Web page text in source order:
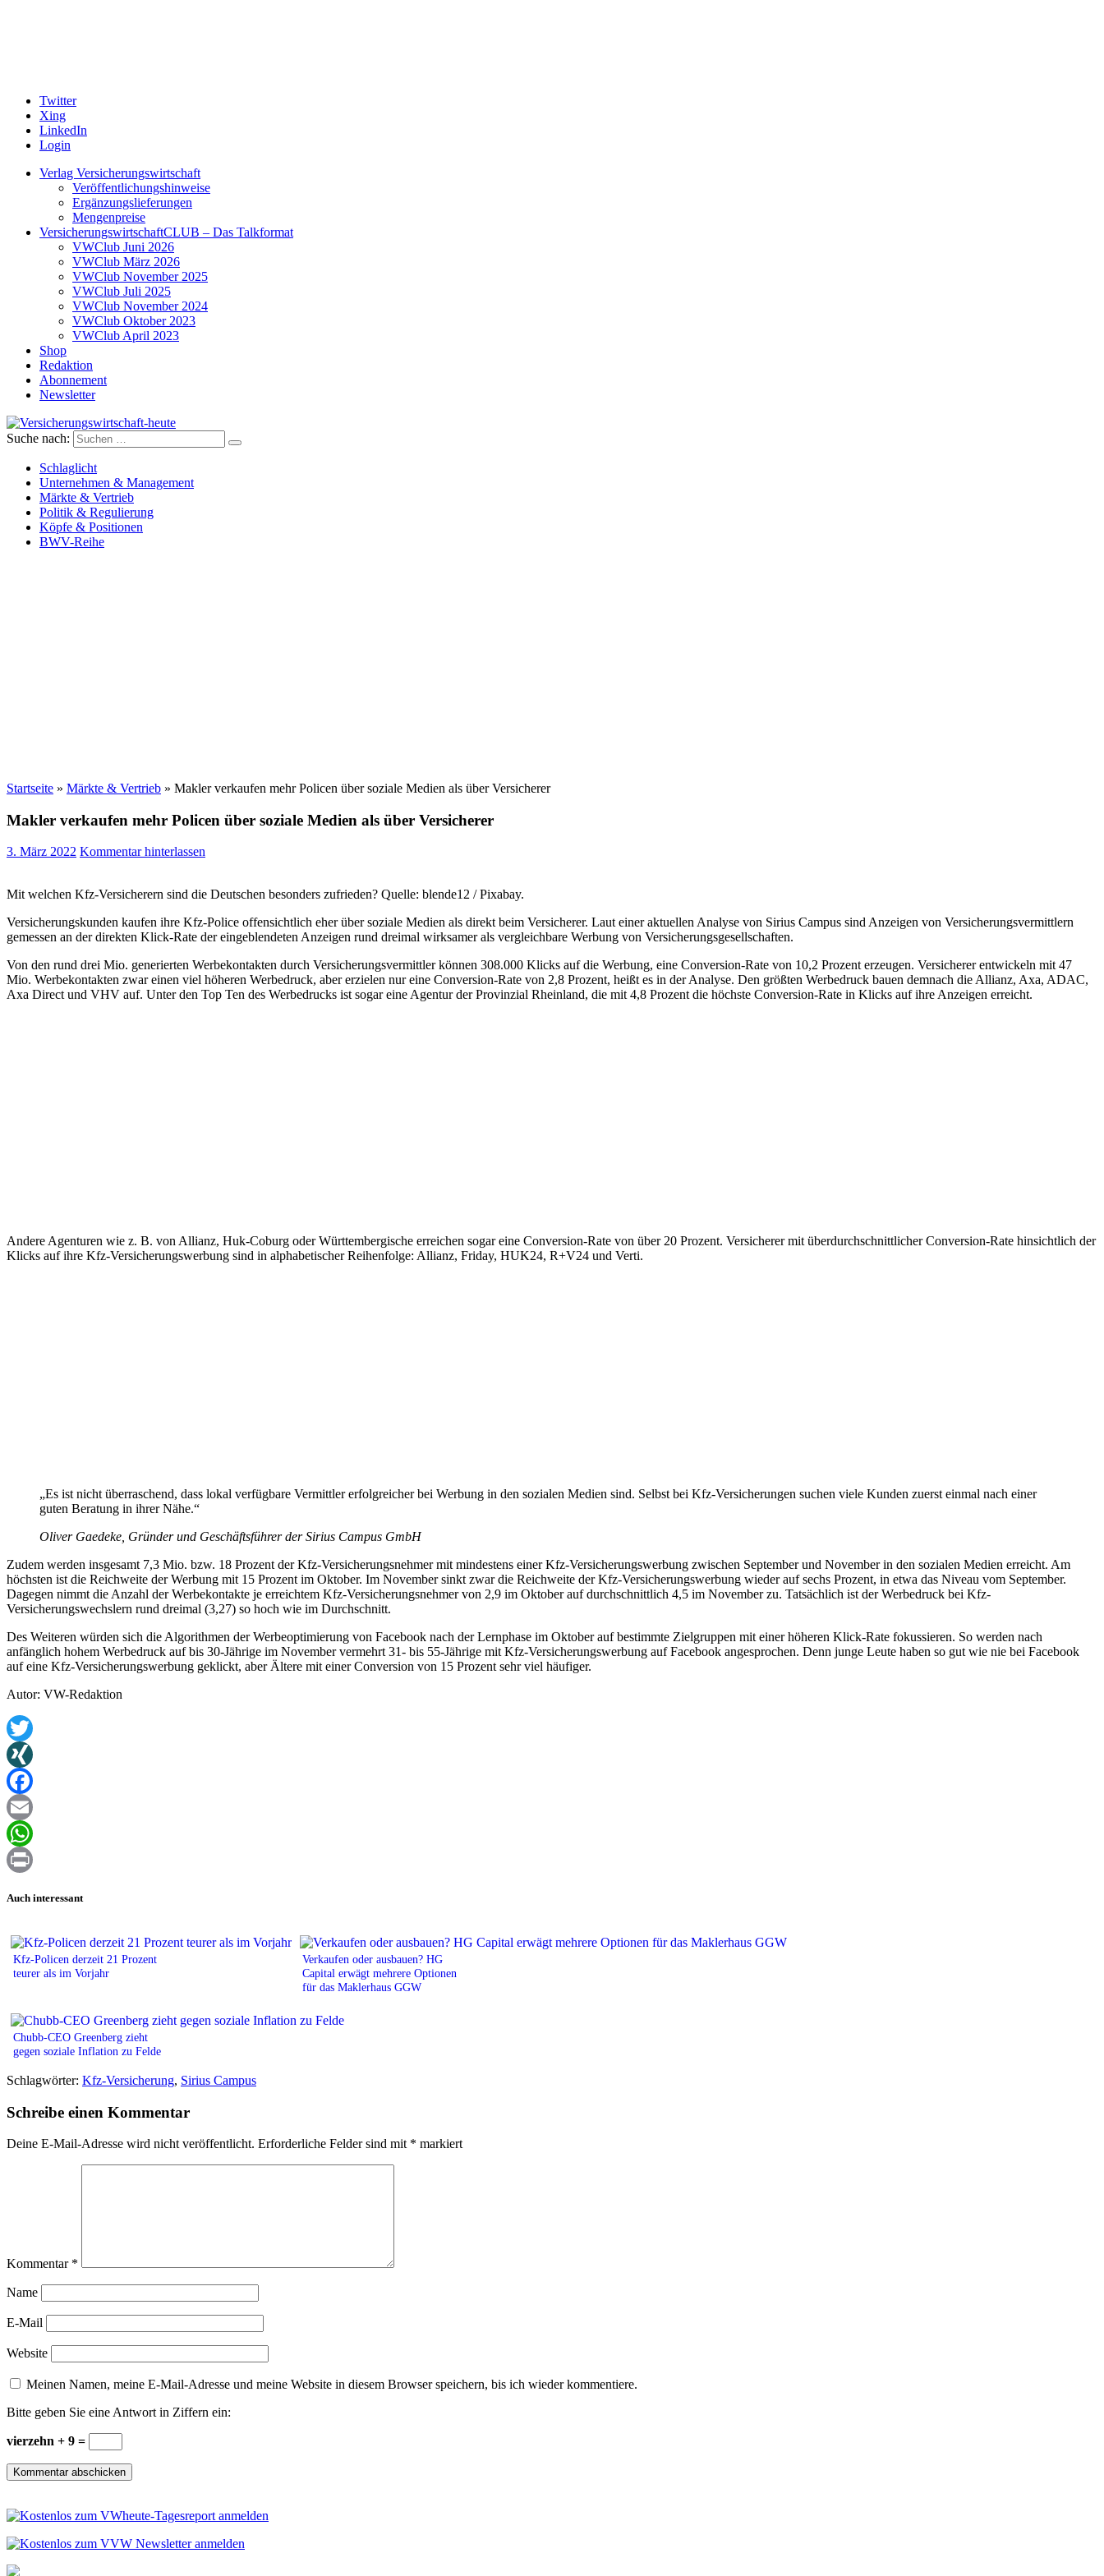
Twitter
Xing
LinkedIn
Login
Verlag Versicherungswirtschaft
Veröffentlichungshinweise
Ergänzungslieferungen
Mengenpreise
VersicherungswirtschaftCLUB – Das Talkformat
VWClub Juni 2026
VWClub März 2026
VWClub November 2025
VWClub Juli 2025
VWClub November 2024
VWClub Oktober 2023
VWClub April 2023
Shop
Redaktion
Abonnement
Newsletter
Versicherungswirtschaft-heute
Suche nach:
Schlaglicht
Unternehmen & Management
Märkte & Vertrieb
Politik & Regulierung
Köpfe & Positionen
BWV-Reihe
Startseite » Märkte & Vertrieb » Makler verkaufen mehr Policen über soziale Medien als über Versicherer
Makler verkaufen mehr Policen über soziale Medien als über Versicherer
3. März 2022 Kommentar hinterlassen
Mit welchen Kfz-Versicherern sind die Deutschen besonders zufrieden? Quelle: blende12 / Pixabay.
Versicherungskunden kaufen ihre Kfz-Police offensichtlich eher über soziale Medien als direkt beim Versicherer. Laut einer aktuellen Analyse von Sirius Campus sind Anzeigen von Versicherungsvermittlern
gemessen an der direkten Klick-Rate der eingeblendeten Anzeigen rund dreimal wirksamer als vergleichbare Werbung von Versicherungsgesellschaften.
Von den rund drei Mio. generierten Werbekontakten durch Versicherungsvermittler können 308.000 Klicks auf die Werbung, eine Conversion-Rate von 10,2 Prozent erzeugen. Versicherer entwickeln mit 47
Mio. Werbekontakten zwar einen viel höheren Werbedruck, aber erzielen nur eine Conversion-Rate von 2,8 Prozent, heißt es in der Analyse. Den größten Werbedruck bauen demnach die Allianz, Axa, ADAC,
Axa Direct und VHV auf. Unter den Top Ten des Werbedrucks ist sogar eine Agentur der Provinzial Rheinland, die mit 4,8 Prozent die höchste Conversion-Rate in Klicks auf ihre Anzeigen erreicht.
Andere Agenturen wie z. B. von Allianz, Huk-Coburg oder Württembergische erreichen sogar eine Conversion-Rate von über 20 Prozent. Versicherer mit überdurchschnittlicher Conversion-Rate hinsichtlich der
Klicks auf ihre Kfz-Versicherungswerbung sind in alphabetischer Reihenfolge: Allianz, Friday, HUK24, R+V24 und Verti.
„Es ist nicht überraschend, dass lokal verfügbare Vermittler erfolgreicher bei Werbung in den sozialen Medien sind. Selbst bei Kfz-Versicherungen suchen viele Kunden zuerst einmal nach einer
guten Beratung in ihrer Nähe.“
Oliver Gaedeke, Gründer und Geschäftsführer der Sirius Campus GmbH
Zudem werden insgesamt 7,3 Mio. bzw. 18 Prozent der Kfz-Versicherungsnehmer mit mindestens einer Kfz-Versicherungswerbung zwischen September und November in den sozialen Medien erreicht. Am
höchsten ist die Reichweite der Werbung mit 15 Prozent im Oktober. Im November sinkt zwar die Reichweite der Kfz-Versicherungswerbung wieder auf sechs Prozent, in etwa das Niveau vom September.
Dagegen nimmt die Anzahl der Werbekontakte je erreichtem Kfz-Versicherungsnehmer von 2,9 im Oktober auf durchschnittlich 4,5 im November zu. Tatsächlich ist der Werbedruck bei Kfz-
Versicherungswechslern rund dreimal (3,27) so hoch wie im Durchschnitt.
Des Weiteren würden sich die Algorithmen der Werbeoptimierung von Facebook nach der Lernphase im Oktober auf bestimmte Zielgruppen mit einer höheren Klick-Rate fokussieren. So werden nach
anfänglich hohem Werbedruck auf bis 30-Jährige im November vermehrt 31- bis 55-Jährige mit Kfz-Versicherungswerbung auf Facebook angesprochen. Denn junge Leute haben so gut wie nie bei Facebook
auf eine Kfz-Versicherungswerbung geklickt, aber Ältere mit einer Conversion von 15 Prozent sehr viel häufiger.
Autor: VW-Redaktion
Twitter
XING
Facebook
Email
WhatsApp
Auch interessant
Kfz-Policen derzeit 21 Prozent
teurer als im Vorjahr
Verkaufen oder ausbauen? HG
Capital erwägt mehrere Optionen
für das Maklerhaus GGW
Chubb-CEO Greenberg zieht
gegen soziale Inflation zu Felde
Schlagwörter: Kfz-Versicherung, Sirius Campus
Schreibe einen Kommentar
Deine E-Mail-Adresse wird nicht veröffentlicht. Erforderliche Felder sind mit * markiert
Kommentar *
Name
E-Mail
Website
Meinen Namen, meine E-Mail-Adresse und meine Website in diesem Browser speichern, bis ich wieder kommentiere.
Bitte geben Sie eine Antwort in Ziffern ein:
vierzehn + 9 =